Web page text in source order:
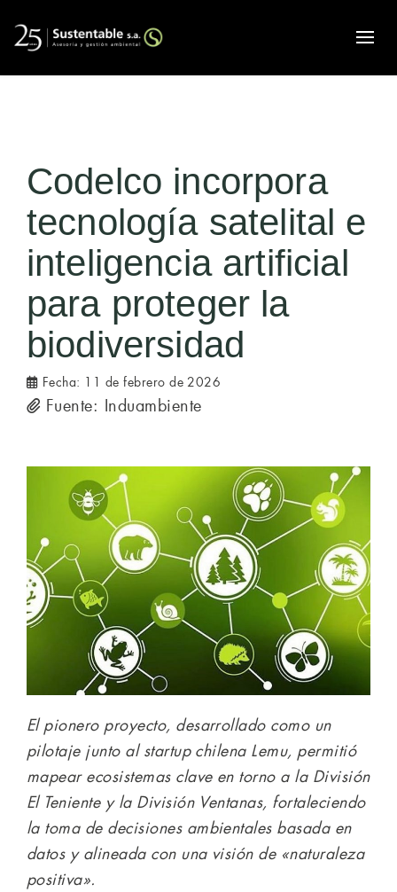
Codelco incorpora
tecnología satelital e
inteligencia artificial
para proteger la
biodiversidad
Fecha: 11 de febrero de 2026
Fuente: Induambiente
El pionero proyecto, desarrollado como un
pilotaje junto al startup chilena Lemu, permitió
mapear ecosistemas clave en torno a la División
El Teniente y la División Ventanas, fortaleciendo
la toma de decisiones ambientales basada en
datos y alineada con una visión de «naturaleza
positiva».